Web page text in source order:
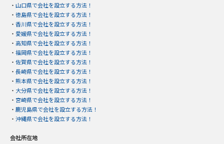
・ 山口県で会社を設立する方法！
・ 徳島県で会社を設立する方法！
・ 香川県で会社を設立する方法！
・ 愛媛県で会社を設立する方法！
・ 高知県で会社を設立する方法！
・ 福岡県で会社を設立する方法！
・ 佐賀県で会社を設立する方法！
・ 長崎県で会社を設立する方法！
・ 熊本県で会社を設立する方法！
・ 大分県で会社を設立する方法！
・ 宮崎県で会社を設立する方法！
・ 鹿児島県で会社を設立する方法！
・ 沖縄県で会社を設立する方法！
会社所在地